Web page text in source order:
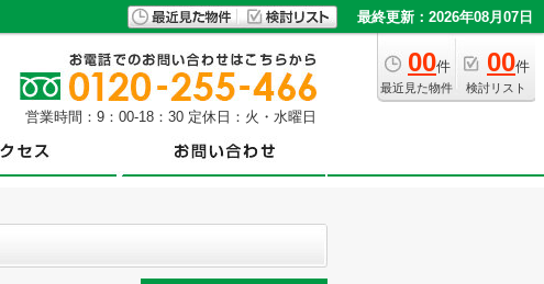
最終更新：2026年08月07日
00件
最近見た物件
00件
検討リスト
営業時間：9：00-18：30 定休日：火・水曜日